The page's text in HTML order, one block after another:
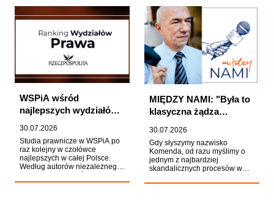
Rzeźnik, student WSPiA
Rzeszowskiej Szkoły Wyższej,
który po znakomitym występie
w Rajdzie Polski i zdobyciu
miejsca na podium Rajdowych
Samochodowych Mistrzostw
Polski stanie przed własną
publicznością.
lecz przyzwyczajenie do jej
nadużyć. Jedną z osób, które
wyniosły tę lekcję z
doświadczenia PRL-u, był prof.
Andrzej Zoll. Jego relacja z
przeszłości nie brzmi jednak
jak zapis sukcesu transformacji,
lecz ostrzeżenie przed jej
cofnięciem.
WSPiA wśród
najlepszych wydziałów
"Rzeczpospolitej"
30.07.2026
Studia prawnicze w WSPiA po
raz kolejny w czołówce
najlepszych w całej Polsce.
Według autorów niezależnego
„Rzeczpospolitej” naszą
MIĘDZY NAMI: "Była to
klasyczna żądza
oczami prof. Zbigniewa
Ćwiąkalskiego
30.07.2026
Gdy słyszymy nazwisko
Komenda, od razu myślimy o
jednym z najbardziej
skandalicznych procesów w
niewinności" na stałe weszło